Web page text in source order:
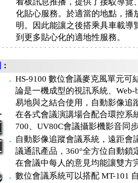
化貼心服務。於適當的地點，播
明。因此能讓之後搭乘具車載導
到更多貼心化的適地性服務。
：
． HS-9100 數位會議麥克風單元可
論是一機成型的視訊系統、
易地與之結合使用，自動影像追
在各式會議演講場合配合環控系
700、UV80C會議攝影機影音同
． 自動影像追蹤會議系統，遠距會
議通訊產品，360°全方位自動
在會議中每人的意見均能讓雙方
． 數位會議系統可以搭配 MT-101